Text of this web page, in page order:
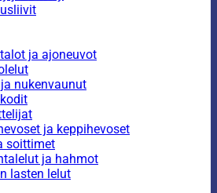
ja ajoneuvot
nukenvaunut
ja keppihevoset
soittimet
ja hahmot
lasten lelut